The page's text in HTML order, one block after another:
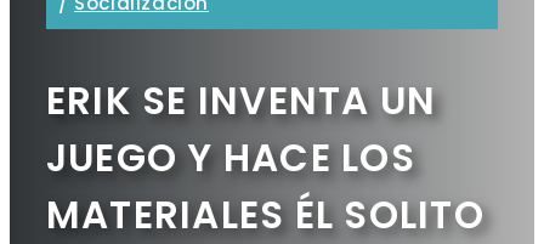
ERIK SE INVENTA UN
JUEGO Y HACE LOS
MATERIALES ÉL SOLITO